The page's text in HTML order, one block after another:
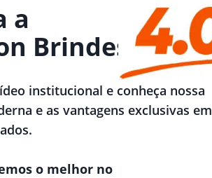
a
Brindes
institucional e conheça nossa
e as vantagens exclusivas em
o melhor no